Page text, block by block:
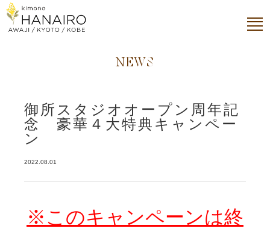
NEWS
御所スタジオオープン周年記
念 豪華４大特典キャンペー
ン
2022.08.01
※このキャンペーンは終